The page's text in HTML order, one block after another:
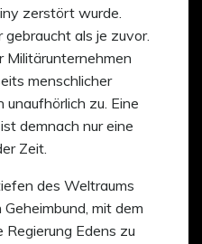
zerstört wurde.
als je zuvor.
Militärunternehmen
menschlicher
zu. Eine
demnach nur eine
Zeit.
des Weltraums
mit dem
Regierung Edens zu